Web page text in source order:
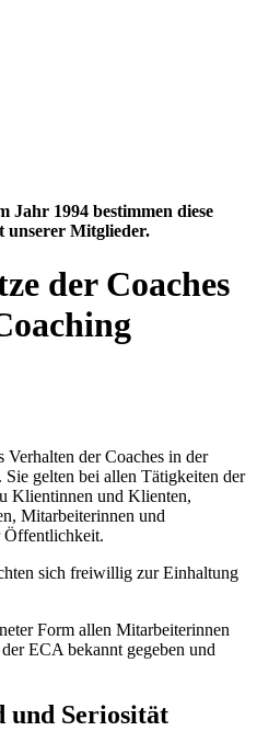
1994 bestimmen diese
unserer Mitglieder.
der Coaches
Verhalten der Coaches in der
gelten bei allen Tätigkeiten der
Klientinnen und Klienten,
Mitarbeiterinnen und
Öffentlichkeit.
sich freiwillig zur Einhaltung
Form allen Mitarbeiterinnen
ECA bekannt gegeben und
und Seriosität